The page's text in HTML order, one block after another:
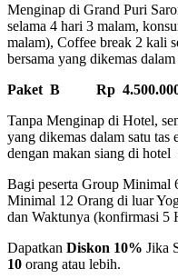
Menginap di Grand Puri
selama 4 hari 3 malam,
malam), Coffee break 2 kali
bersama yang dikemas
Paket B Rp
Tanpa Menginap di Hotel,
yang dikemas dalam satu
dengan makan siang di hotel
Bagi peserta Group Minimal
Minimal 12 Orang di luar
dan Waktunya (konfirmasi 5
Dapatkan Diskon 10% Jika
10 orang atau lebih.